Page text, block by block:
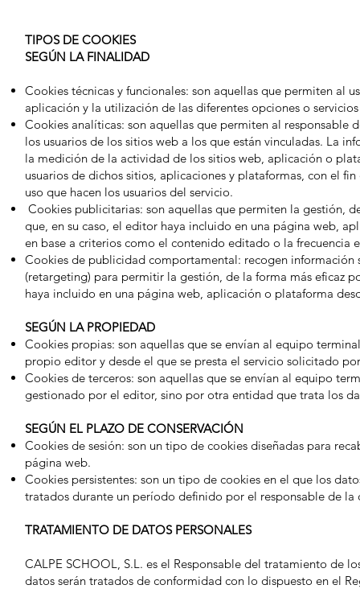
TIPOS DE COOKIES
SEGÚN LA FINALIDAD
Cookies técnicas y funcionales: son aquellas que permiten al
aplicación y la utilización de las diferentes opciones o
Cookies analíticas: son aquellas que permiten al
los usuarios de los sitios web a los que están vinculadas. La
la medición de la actividad de los sitios web, aplicación o
usuarios de dichos sitios, aplicaciones y plataformas, con el
uso que hacen los usuarios del servicio.
Cookies publicitarias: son aquellas que permiten la gestión,
que, en su caso, el editor haya incluido en una página web,
en base a criterios como el contenido editado o la frecuencia
Cookies de publicidad comportamental: recogen información
(retargeting) para permitir la gestión, de la forma más eficaz
haya incluido en una página web, aplicación o plataforma
SEGÚN LA PROPIEDAD
Cookies propias: son aquellas que se envían al equipo
propio editor y desde el que se presta el servicio solicitado
Cookies de terceros: son aquellas que se envían al equipo
gestionado por el editor, sino por otra entidad que trata los
SEGÚN EL PLAZO DE CONSERVACIÓN
Cookies de sesión: son un tipo de cookies diseñadas para
página web.
Cookies persistentes: son un tipo de cookies en el que los
tratados durante un período definido por el responsable de
TRATAMIENTO DE DATOS PERSONALES
CALPE SCHOOL, S.L. es el Responsable del tratamiento de
datos serán tratados de conformidad con lo dispuesto en el